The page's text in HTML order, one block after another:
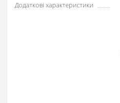
Додаткові характеристики